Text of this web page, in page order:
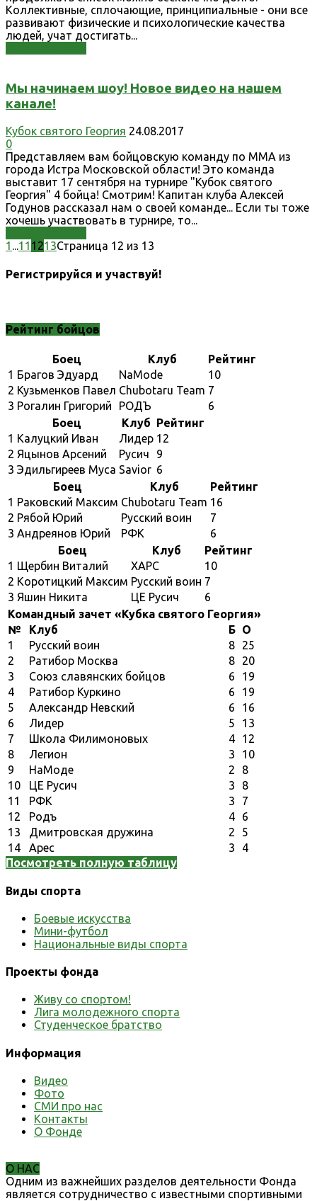
Коллективные, сплочающие, принципиальные - они все
развивают физические и психологические качества
людей, учат достигать...
Мы начинаем шоу! Новое видео на нашем
канале!
Кубок святого Георгия 24.08.2017
0
Представляем вам бойцовскую команду по ММА из
города Истра Московской области! Это команда
выставит 17 сентября на турнире "Кубок святого
Георгия" 4 бойца! Смотрим! Капитан клуба Алексей
Годунов рассказал нам о своей команде... Если ты тоже
хочешь участвовать в турнире, то...
1 ...11 1213Страница 12 из 13
Регистрируйся и участвуй!
Рейтинг бойцов
Боец Клуб
Рейтинг
1 Брагов Эдуард NaMode
10
2 Кузьменков Павел Chubotaru Team 7
3 Рогалин Григорий РОДЪ
6
Боец
Клуб Рейтинг
1 Калуцкий Иван Лидер 12
2 Яцынов Арсений Русич
9
3 Эдильгиреев Муса Savior 6
Боец
Клуб
Рейтинг
1 Раковский Максим Chubotaru Team 16
2 Рябой Юрий Русский воин
7
3 Андреянов Юрий РФК
6
Боец
Клуб
Рейтинг
1 Щербин Виталий ХАРС
10
2 Коротицкий Максим Русский воин 7
3 Яшин Никита ЦЕ Русич
6
Командный зачет «Кубка святого Георгия»
№
Клуб Б О
1
Русский воин 8
25
2
Ратибор Москва 8
20
3
Союз славянских бойцов 6
19
4
Ратибор Куркино 6
19
5
Александр Невский 6
16
6
Лидер 5
13
7
Школа Филимоновых 4
12
8
Легион 3
10
9
НаМоде 2
8
10
ЦЕ Русич 3
8
11
РФК 3
7
12
Родъ 4
6
13
Дмитровская дружина 2
5
14
Арес 3
4
Посмотреть полную таблицу
Виды спорта
Боевые искусства
Мини-футбол
Национальные виды спорта
Проекты фонда
Живу со спортом!
Лига молодежного спорта
Студенческое братство
Информация
Видео
Фото
СМИ про нас
Контакты
О Фонде
О НАС
Одним из важнейших разделов деятельности Фонда
является сотрудничество с известными спортивными